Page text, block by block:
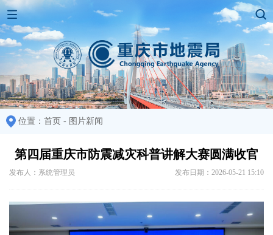
位置： 首页 - 图片新闻
第四届重庆市防震减灾科普讲解大赛圆满收官
发布人：系统管理员 发布日期：2026-05-21 15:10